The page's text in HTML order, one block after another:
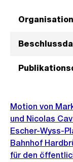
Motion von
und Nicolas
Escher-Wyss-
Bahnhof
für den